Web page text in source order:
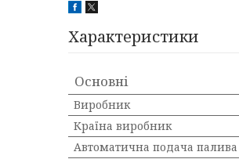
Характеристики
Основні
Виробник
Країна виробник
Автоматична подача палива